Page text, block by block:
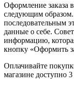
Оформление заказа
следующим
последовательным
данные о себе.
информацию,
кнопку «Оформить
Оплачивайте
магазине доступно